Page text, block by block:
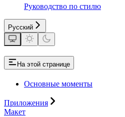
Руководство по стилю
Русский
На этой странице
Основные моменты
Приложения
Макет